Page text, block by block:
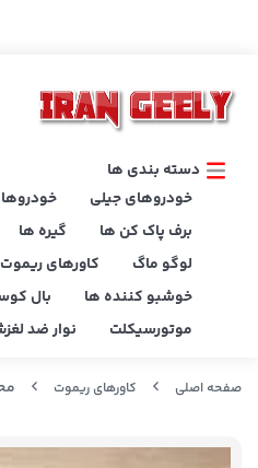
دسته بندی ها
خودروهای جیلی
برف پاک کن ها
گیره ها
لوگو ماگ
کاورهای ریموت
خوشبو کننده ها
بال
موتورسیکلت
نوار ضد
صفحه اصلی کاورهای ریموت